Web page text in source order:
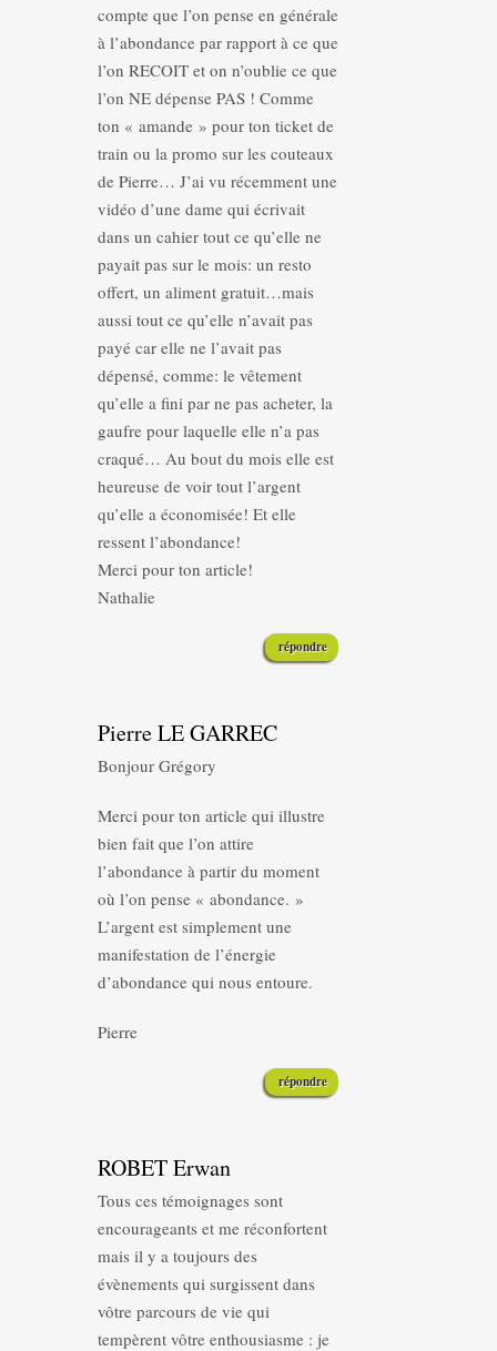
compte que l’on pense en générale
à l’abondance par rapport à ce que
l’on RECOIT et on n’oublie ce que
l’on NE dépense PAS ! Comme
ton « amande » pour ton ticket de
train ou la promo sur les couteaux
de Pierre… J’ai vu récemment une
vidéo d’une dame qui écrivait
dans un cahier tout ce qu’elle ne
payait pas sur le mois: un resto
offert, un aliment gratuit…mais
aussi tout ce qu’elle n’avait pas
payé car elle ne l’avait pas
dépensé, comme: le vêtement
qu’elle a fini par ne pas acheter, la
gaufre pour laquelle elle n’a pas
craqué… Au bout du mois elle est
heureuse de voir tout l’argent
qu’elle a économisée! Et elle
ressent l’abondance!
Merci pour ton article!
Nathalie
répondre
Pierre LE GARREC
Bonjour Grégory
Merci pour ton article qui illustre
bien fait que l’on attire
l’abondance à partir du moment
où l’on pense « abondance. »
L’argent est simplement une
manifestation de l’énergie
d’abondance qui nous entoure.
Pierre
répondre
ROBET Erwan
Tous ces témoignages sont
encourageants et me réconfortent
mais il y a toujours des
évènements qui surgissent dans
vôtre parcours de vie qui
tempèrent vôtre enthousiasme : je